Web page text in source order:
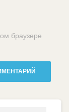
браузере